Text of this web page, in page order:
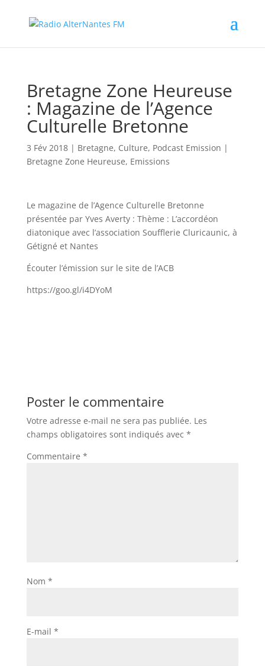
Bretagne Zone Heureuse
: Magazine de l’Agence
Culturelle Bretonne
3 Fév 2018| Bretagne, Culture, Podcast Emission |
Bretagne Zone Heureuse, Emissions
Le magazine de l’Agence Culturelle Bretonne
présentée par Yves Averty : Thème : L’accordéon
diatonique avec l’association Soufflerie Cluricaunic, à
Gétigné et Nantes
Écouter l’émission sur le site de l’ACB
https://goo.gl/i4DYoM
Poster le commentaire
Votre adresse e-mail ne sera pas publiée. Les
champs obligatoires sont indiqués avec *
Commentaire *
Nom *
E-mail *